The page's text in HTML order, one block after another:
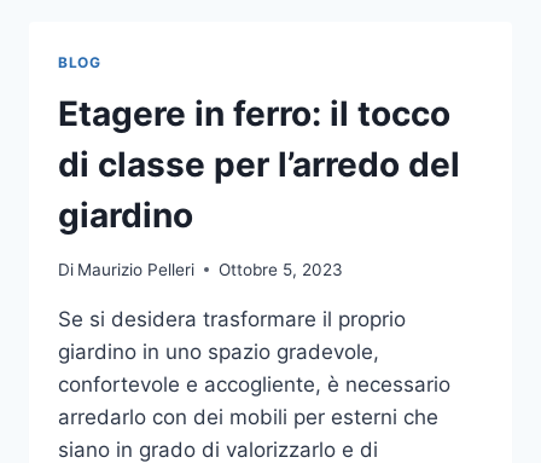
BLOG
Etagere in ferro: il tocco
di classe per l’arredo del
giardino
Di Maurizio Pelleri Ottobre 5, 2023
Se si desidera trasformare il proprio
giardino in uno spazio gradevole,
confortevole e accogliente, è necessario
arredarlo con dei mobili per esterni che
siano in grado di valorizzarlo e di